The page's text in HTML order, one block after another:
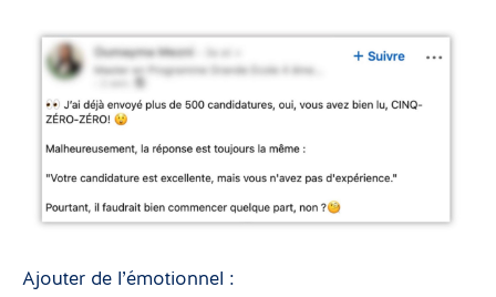
Ajouter de l’émotionnel :